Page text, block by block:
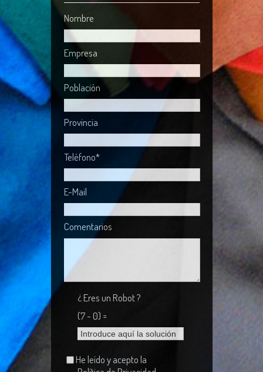
Nombre
Empresa
Población
Provincia
Teléfono*
E-Mail
Comentarios
¿ Eres un Robot ?
(7 - 0) =
He leído y acepto la